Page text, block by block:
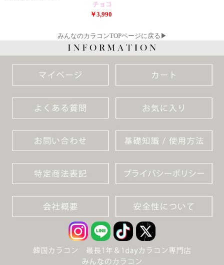
チョコ
￥3,990
みんなのカラコンTOPページに戻る▶